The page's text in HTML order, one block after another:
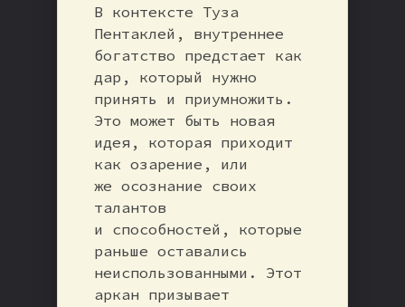
В контексте Туза
Пентаклей, внутреннее
богатство предстает как
дар, который нужно
принять и приумножить.
Это может быть новая
идея, которая приходит
как озарение, или
же осознание своих
талантов
и способностей, которые
раньше оставались
неиспользованными. Этот
аркан призывает